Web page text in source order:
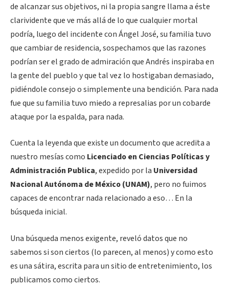
de alcanzar sus objetivos, ni la propia sangre llama a éste
clarividente que ve más allá de lo que cualquier mortal
podría, luego del incidente con Ángel José, su familia tuvo
que cambiar de residencia, sospechamos que las razones
podrían ser el grado de admiración que Andrés inspiraba en
la gente del pueblo y que tal vez lo hostigaban demasiado,
pidiéndole consejo o simplemente una bendición. Para nada
fue que su familia tuvo miedo a represalias por un cobarde
ataque por la espalda, para nada.
Cuenta la leyenda que existe un documento que acredita a
nuestro mesías como Licenciado en Ciencias Políticas y
Administración Publica, expedido por la Universidad
Nacional Autónoma de México (UNAM), pero no fuimos
capaces de encontrar nada relacionado a eso… En la
búsqueda inicial.
Una búsqueda menos exigente, reveló datos que no
sabemos si son ciertos (lo parecen, al menos) y como esto
es una sátira, escrita para un sitio de entretenimiento, los
publicamos como ciertos.